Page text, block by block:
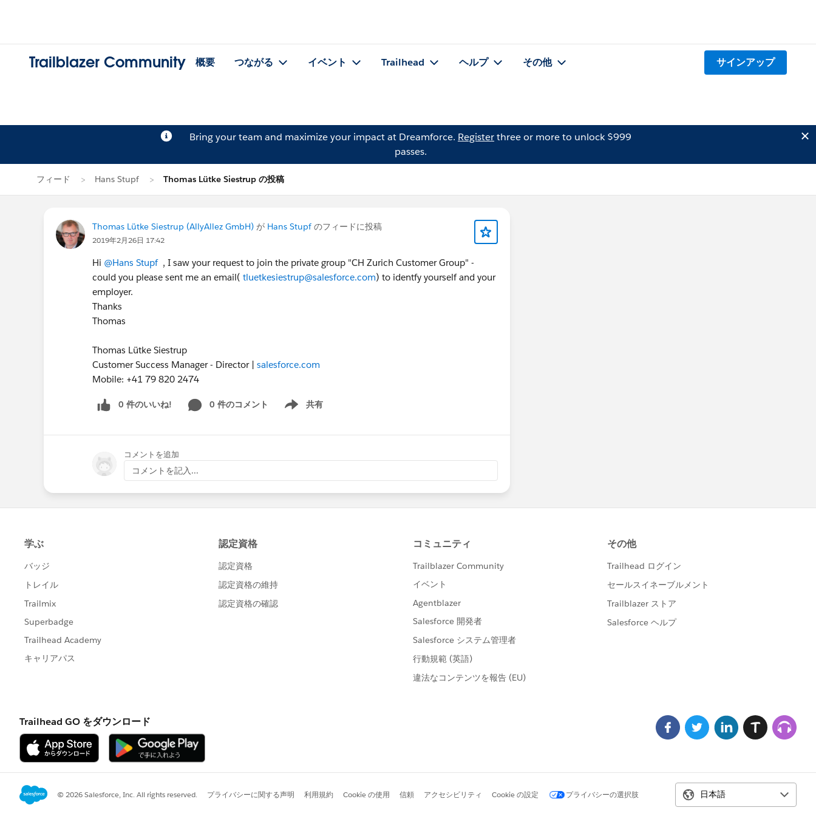
Trailblazer Community 概要 つながる イベント Trailhead ヘルプ その他 サインアップ
Bring your team and maximize your impact at Dreamforce. Registerthree or more to unlock $999
passes.
フィード Hans Stupf Thomas Lütke Siestrup の投稿
Thomas Lütke Siestrup (AllyAllez GmbH) が Hans Stupf のフィードに投稿
2019年2月26日 17:42
Hi @Hans Stupf, I saw your request to join the private group "CH Zurich Customer Group" -
could you please sent me an email( tluetkesiestrup@salesforce.com) to identfy yourself and your
employer.
Thanks
Thomas
Thomas Lütke Siestrup
Customer Success Manager - Director | salesforce.com
Mobile: +41 79 820 2474
0 件のいいね! 0 件のコメント 共有
Show menu
コメントを追加
コメントを記入...